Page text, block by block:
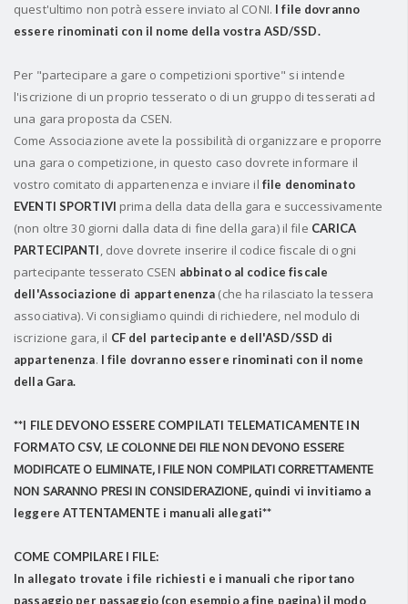
quest'ultimo non potrà essere inviato al CONI. I file dovranno
essere rinominati con il nome della vostra ASD/SSD.
Per "partecipare a gare o competizioni sportive" si intende
l'iscrizione di un proprio tesserato o di un gruppo di tesserati ad
una gara proposta da CSEN.
Come Associazione avete la possibilità di organizzare e proporre
una gara o competizione, in questo caso dovrete informare il
vostro comitato di appartenenza e inviare il file denominato
EVENTI SPORTIVI prima della data della gara e successivamente
(non oltre 30 giorni dalla data di fine della gara) il file CARICA
PARTECIPANTI, dove dovrete inserire il codice fiscale di ogni
partecipante tesserato CSEN abbinato al codice fiscale
dell'Associazione di appartenenza (che ha rilasciato la tessera
associativa). Vi consigliamo quindi di richiedere, nel modulo di
iscrizione gara, il CF del partecipante e dell'ASD/SSD di
appartenenza. I file dovranno essere rinominati con il nome
della Gara.
**I FILE DEVONO ESSERE COMPILATI TELEMATICAMENTE IN
FORMATO CSV, LE COLONNE DEI FILE NON DEVONO ESSERE
MODIFICATE O ELIMINATE,I FILE NON COMPILATI CORRETTAMENTE
NON SARANNO PRESI IN CONSIDERAZIONE, quindi vi invitiamo a
leggere ATTENTAMENTE i manuali allegati**
COME COMPILARE I FILE:
In allegato trovate i file richiesti e i manuali che riportano
passaggio per passaggio (con esempio a fine pagina) il modo